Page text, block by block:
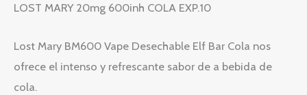
LOST MARY 20mg 600inh COLA EXP.10
Lost Mary BM600 Vape Desechable Elf Bar Cola nos
ofrece el intenso y refrescante sabor de a bebida de
cola.